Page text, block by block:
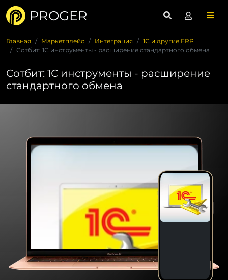
PROGER
Главная Маркетплейс Интеграция
1С и другие ERP
Сотбит: 1С инструменты - расширение стандартного обмена
Сотбит: 1С инструменты - расширение
стандартного обмена